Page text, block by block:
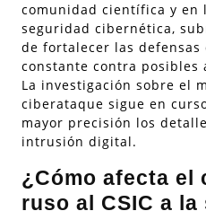
comunidad científica y en
seguridad cibernética,
de fortalecer las
constante contra posibles
La investigación sobre el
ciberataque sigue en
mayor precisión los
intrusión digital.
¿Cómo afecta el
ruso al CSIC a